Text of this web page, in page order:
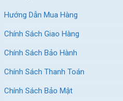
Hướng Dẫn Mua Hàng
Chính Sách Giao Hàng
Chính Sách Bảo Hành
Chính Sách Thanh Toán
Chính Sách Bảo Mật